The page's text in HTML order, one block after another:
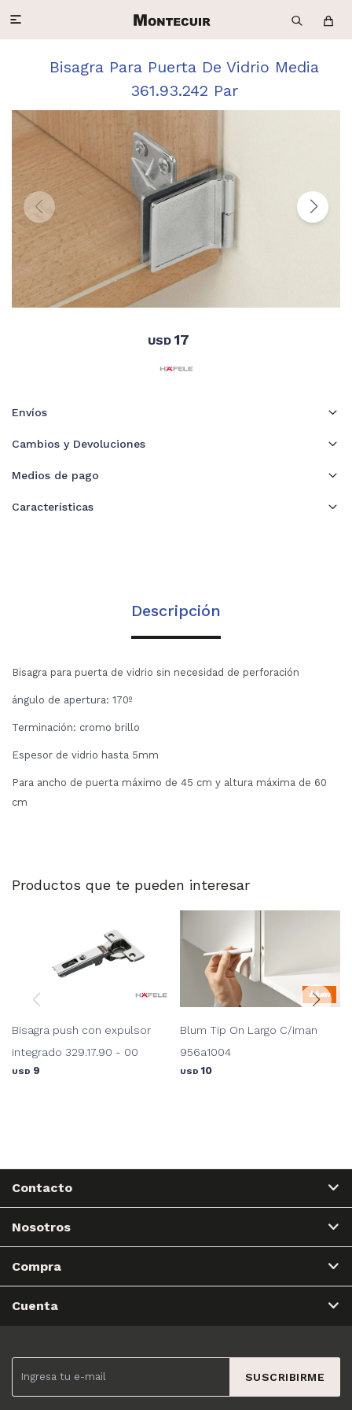

Bisagra Para Puerta De Vidrio Media
361.93.242 Par
USD 17
Envíos
Cambios y Devoluciones
Medios de pago
Características
Descripción
Bisagra para puerta de vidrio sin necesidad de perforación
ángulo de apertura: 170º
Terminación: cromo brillo
Espesor de vidrio hasta 5mm
Para ancho de puerta máximo de 45 cm y altura máxima de 60
cm
Productos que te pueden interesar
Bisagra push con expulsor
integrado 329.17.90 - 00
USD 9
Blum Tip On Largo C/iman
956a1004
USD 10
SUSCRIBIRME
Contacto
Nosotros
Compra
Cuenta